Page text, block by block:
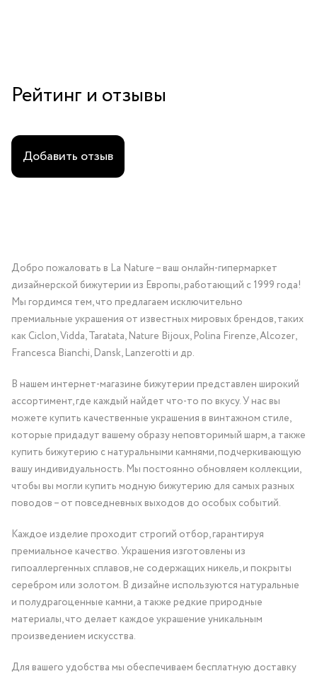
Рейтинг и отзывы
Добавить отзыв
Добро пожаловать в La Nature – ваш онлайн-гипермаркет
дизайнерской бижутерии из Европы, работающий с 1999 года!
Мы гордимся тем, что предлагаем исключительно
премиальные украшения от известных мировых брендов, таких
как Ciclon, Vidda, Taratata, Nature Bijoux, Polina Firenze, Alcozer,
Francesca Bianchi, Dansk, Lanzerotti и др.
В нашем интернет-магазине бижутерии представлен широкий
ассортимент, где каждый найдет что-то по вкусу. У нас вы
можете купить качественные украшения в винтажном стиле,
которые придадут вашему образу неповторимый шарм, а также
купить бижутерию с натуральными камнями, подчеркивающую
вашу индивидуальность. Мы постоянно обновляем коллекции,
чтобы вы могли купить модную бижутерию для самых разных
поводов – от повседневных выходов до особых событий.
Каждое изделие проходит строгий отбор, гарантируя
премиальное качество. Украшения изготовлены из
гипоаллергенных сплавов, не содержащих никель, и покрыты
серебром или золотом. В дизайне используются натуральные
и полудрагоценные камни, а также редкие природные
материалы, что делает каждое украшение уникальным
произведением искусства.
Для вашего удобства мы обеспечиваем бесплатную доставку